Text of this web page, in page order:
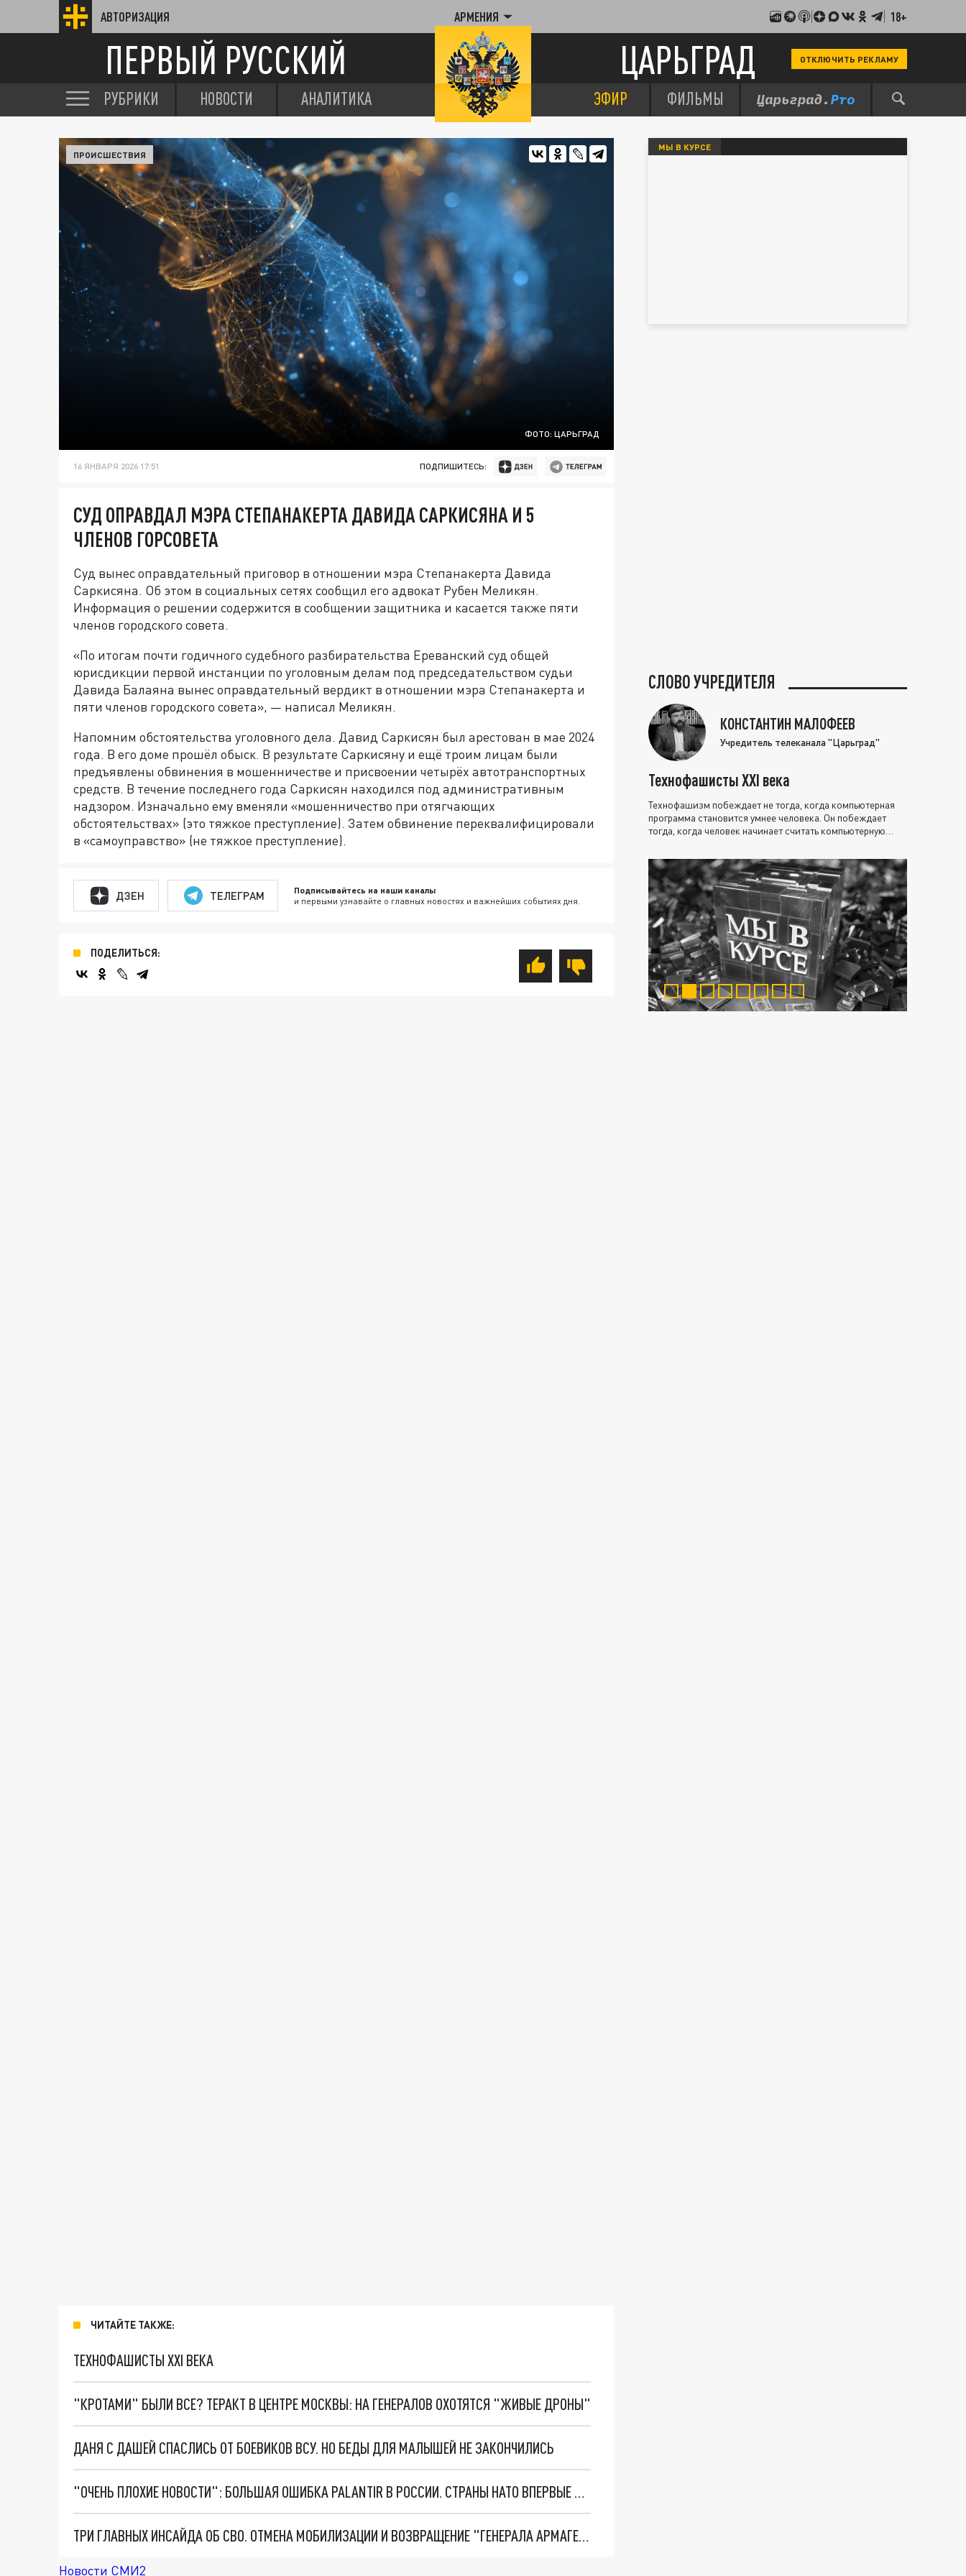
АВТОРИЗАЦИЯ АРМЕНИЯ 18+
ПЕРВЫЙ РУССКИЙ ЦАРЬГРАД ОТКЛЮЧИТЬ РЕКЛАМУ
РУБРИКИ НОВОСТИ АНАЛИТИКА ЭФИР ФИЛЬМЫ
ФОТО: ЦАРЬГРАД
ПРОИСШЕСТВИЯ
16 ЯНВАРЯ 2026 17:51 ПОДПИШИТЕСЬ:
СУД ОПРАВДАЛ МЭРА СТЕПАНАКЕРТА ДАВИДА САРКИСЯНА И 5
ЧЛЕНОВ ГОРСОВЕТА
Суд вынес оправдательный приговор в отношении мэра Степанакерта Давида
Саркисяна. Об этом в социальных сетях сообщил его адвокат Рубен Меликян.
Информация о решении содержится в сообщении защитника и касается также пяти
членов городского совета.
«По итогам почти годичного судебного разбирательства Ереванский суд общей
юрисдикции первой инстанции по уголовным делам под председательством судьи
Давида Балаяна вынес оправдательный вердикт в отношении мэра Степанакерта и
пяти членов городского совета», — написал Меликян.
Напомним обстоятельства уголовного дела. Давид Саркисян был арестован в мае 2024
года. В его доме прошёл обыск. В результате Саркисяну и ещё троим лицам были
предъявлены обвинения в мошенничестве и присвоении четырёх автотранспортных
средств. В течение последнего года Саркисян находился под административным
надзором. Изначально ему вменяли «мошенничество при отягчающих
обстоятельствах» (это тяжкое преступление). Затем обвинение переквалифицировали
в «самоуправство» (не тяжкое преступление).
ДЗЕН ТЕЛЕГРАМ Подписывайтесь на наши каналы
и первыми узнавайте о главных новостях и важнейших событиях дня.
ПОДЕЛИТЬСЯ:
ЧИТАЙТЕ ТАКЖЕ:
ТЕХНОФАШИСТЫ XXI ВЕКА
"КРОТАМИ" БЫЛИ ВСЕ? ТЕРАКТ В ЦЕНТРЕ МОСКВЫ: НА ГЕНЕРАЛОВ ОХОТЯТСЯ "ЖИВЫЕ ДРОНЫ"
ДАНЯ С ДАШЕЙ СПАСЛИСЬ ОТ БОЕВИКОВ ВСУ. НО БЕДЫ ДЛЯ МАЛЫШЕЙ НЕ ЗАКОНЧИЛИСЬ
"ОЧЕНЬ ПЛОХИЕ НОВОСТИ": БОЛЬШАЯ ОШИБКА PALANTIR В РОССИИ. СТРАНЫ НАТО ВПЕРВЫЕ ЗА СВО ОСТАНОВИЛИ ПОСТАВКИ ОРУЖИЯ. ВСУ ТЕРЯЮТ ПРИГРАНИЧЬЕ?
ТРИ ГЛАВНЫХ ИНСАЙДА ОБ СВО. ОТМЕНА МОБИЛИЗАЦИИ И ВОЗВРАЩЕНИЕ "ГЕНЕРАЛА АРМАГЕДДОНА"? ОТЛИЧНЫЕ НОВОСТИ, КОТОРЫЕ ЖДАЛИ ВСЕ
Новости СМИ2
МЫ В КУРСЕ
СЛОВО УЧРЕДИТЕЛЯ
КОНСТАНТИН МАЛОФЕЕВ
Учредитель телеканала "Царьград"
Технофашисты XXI века
Технофашизм побеждает не тогда, когда компьютерная
программа становится умнее человека. Он побеждает
тогда, когда человек начинает считать компьютерную